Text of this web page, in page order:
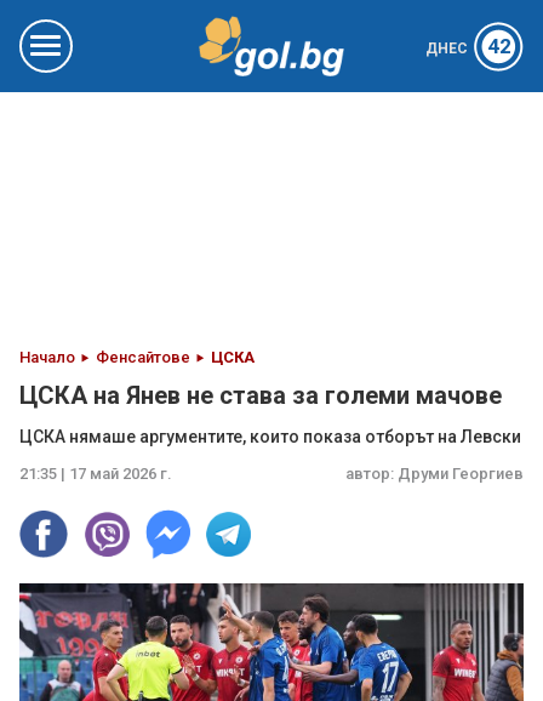
ДНЕС 42
Начало Фенсайтове ЦСКА
ЦСКА на Янев не става за големи мачове
ЦСКА нямаше аргументите, които показа отборът на Левски
21:35 | 17 май 2026 г. автор: Друми Георгиев